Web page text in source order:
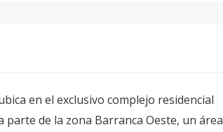
en el exclusivo complejo residencial
parte de la zona Barranca Oeste, un área